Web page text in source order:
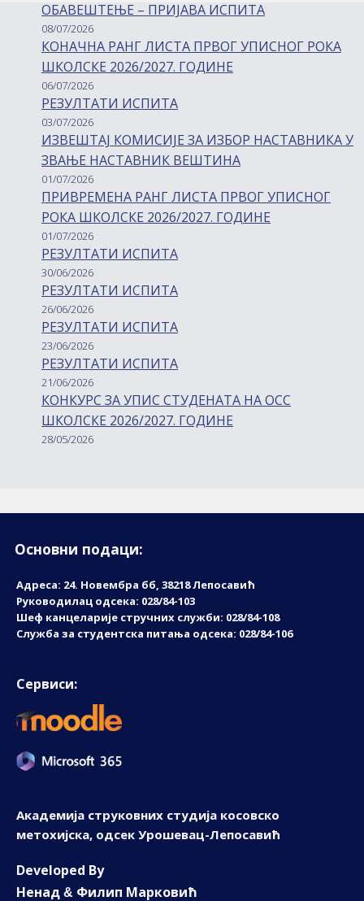
ОБАВЕШТЕЊЕ – ПРИЈАВА ИСПИТА
08/07/2026
КОНАЧНА РАНГ ЛИСТА ПРВОГ УПИСНОГ РОКА
ШКОЛСКЕ 2026/2027. ГОДИНЕ
06/07/2026
РЕЗУЛТАТИ ИСПИТА
03/07/2026
ИЗВЕШТАЈ КОМИСИЈЕ ЗА ИЗБОР НАСТАВНИКА У
ЗВАЊЕ НАСТАВНИК ВЕШТИНА
01/07/2026
ПРИВРЕМЕНА РАНГ ЛИСТА ПРВОГ УПИСНОГ
РОКА ШКОЛСКЕ 2026/2027. ГОДИНЕ
01/07/2026
РЕЗУЛТАТИ ИСПИТА
30/06/2026
РЕЗУЛТАТИ ИСПИТА
26/06/2026
РЕЗУЛТАТИ ИСПИТА
23/06/2026
РЕЗУЛТАТИ ИСПИТА
21/06/2026
КОНКУРС ЗА УПИС СТУДЕНАТА НА ОСС
ШКОЛСКЕ 2026/2027. ГОДИНЕ
28/05/2026
Основни подаци:
Адреса: 24. Новембрa бб, 38218 Лепосавић
Руководилац одсека: 028/84-103
Шеф канцеларије стручних служби: 028/84-108
Служба за студентска питања одсека: 028/84-106
Сервиси:
Академија струковних студија косовско
метохијска, одсек Урошевац-Лепосавић
Developed By
Ненад & Филип Марковић